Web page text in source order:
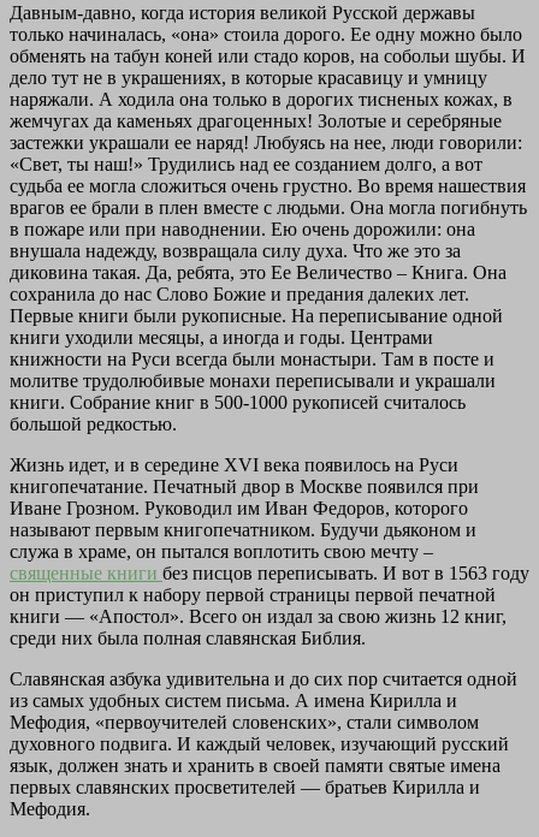
Давным-давно, когда история великой Русской державы
только начиналась, «она» стоила дорого. Ее одну можно было
обменять на табун коней или стадо коров, на собольи шубы. И
дело тут не в украшениях, в которые красавицу и умницу
наряжали. А ходила она только в дорогих тисненых кожах, в
жемчугах да каменьях драгоценных! Золотые и серебряные
застежки украшали ее наряд! Любуясь на нее, люди говорили:
«Свет, ты наш!» Трудились над ее созданием долго, а вот
судьба ее могла сложиться очень грустно. Во время нашествия
врагов ее брали в плен вместе с людьми. Она могла погибнуть
в пожаре или при наводнении. Ею очень дорожили: она
внушала надежду, возвращала силу духа. Что же это за
диковина такая. Да, ребята, это Ее Величество – Книга. Она
сохранила до нас Слово Божие и предания далеких лет.
Первые книги были рукописные. На переписывание одной
книги уходили месяцы, а иногда и годы. Центрами
книжности на Руси всегда были монастыри. Там в посте и
молитве трудолюбивые монахи переписывали и украшали
книги. Собрание книг в 500-1000 рукописей считалось
большой редкостью.
Жизнь идет, и в середине XVI века появилось на Руси
книгопечатание. Печатный двор в Москве появился при
Иване Грозном. Руководил им Иван Федоров, которого
называют первым книгопечатником. Будучи дьяконом и
служа в храме, он пытался воплотить свою мечту –
священные книги без писцов переписывать. И вот в 1563 году
он приступил к набору первой страницы первой печатной
книги — «Апостол». Всего он издал за свою жизнь 12 книг,
среди них была полная славянская Библия.
Славянская азбука удивительна и до сих пор считается одной
из самых удобных систем письма. А имена Кирилла и
Мефодия, «первоучителей словенских», стали символом
духовного подвига. И каждый человек, изучающий русский
язык, должен знать и хранить в своей памяти святые имена
первых славянских просветителей — братьев Кирилла и
Мефодия.